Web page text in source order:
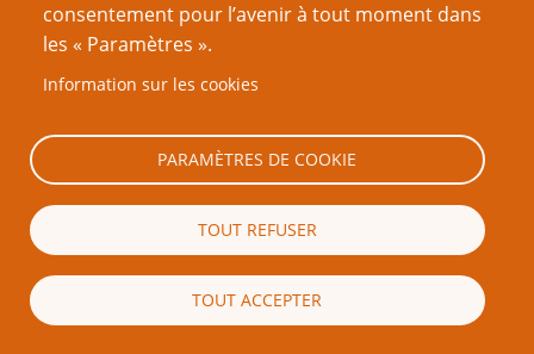
consentement pour l’avenir à tout moment dans
les « Paramètres ».
Information sur les cookies
PARAMÈTRES DE COOKIE
TOUT REFUSER
TOUT ACCEPTER
Réinitialiser votre mot de passe
Du même auteur
L'Art de faire connaitre son art
Le rêve devenu réalité
Dix choses à faire après avoir écrit un jeu de rôle pour